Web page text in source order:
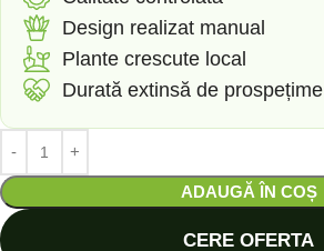
Design realizat manual
Plante crescute local
Durată extinsă de prospețime
ADAUGĂ ÎN COȘ
CERE OFERTA